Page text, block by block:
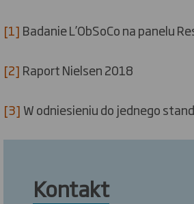
[1] Badanie L’ObSoCo na panelu
[2] Raport Nielsen 2018
[3] W odniesieniu do jednego
Kontakt